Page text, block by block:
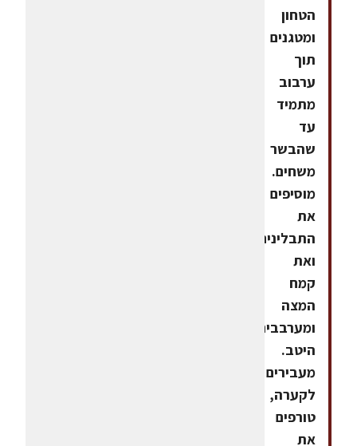
הטחון
ומטגנים
תוך
ערבוב
מתמיד
עד
שהבשר
משחים.
מוסיפים
את
התבלינים
ואת
קמח
המצה
ומערבבים
היטב.
מעבירים
לקערה,
טורפים
את